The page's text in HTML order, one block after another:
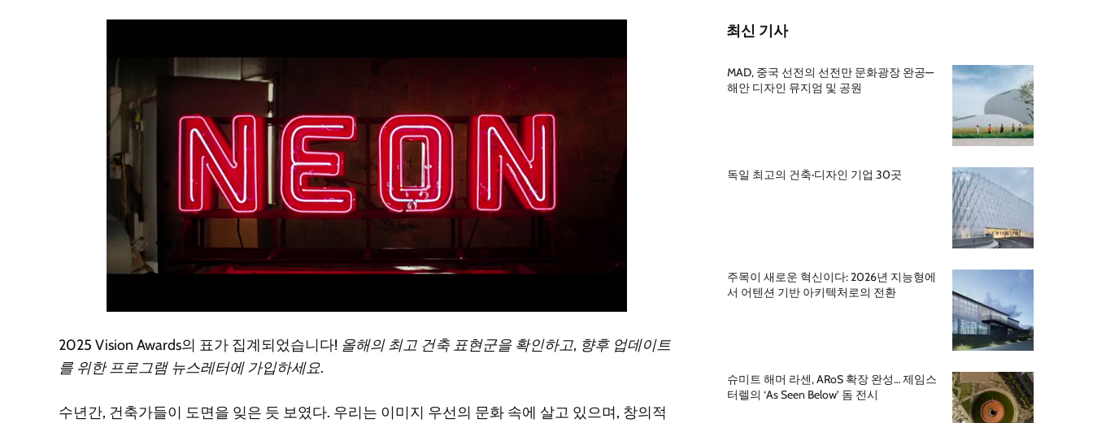
2025 Vision Awards의 표가 집계되었습니다! 올해의 최고 건축 표현군을 확인하고, 향후 업데이트
를 위한 프로그램 뉴스레터에 가입하세요.
수년간, 건축가들이 도면을 잊은 듯 보였다. 우리는 이미지 우선의 문화 속에 살고 있으며, 창의적
최신 기사
MAD, 중국 선전의 선전만 문화광장 완공—
해안 디자인 뮤지엄 및 공원
독일 최고의 건축·디자인 기업 30곳
주목이 새로운 혁신이다: 2026년 지능형에
서 어텐션 기반 아키텍처로의 전환
슈미트 해머 라센, ARoS 확장 완성… 제임스
터렐의 ‘As Seen Below’ 돔 전시